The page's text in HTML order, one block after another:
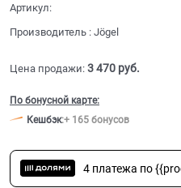
Артикул:
Производитель : Jögel
Цена продажи: 3 470 руб.
По бонусной карте:
Кешбэк:+ 165 бонусов
4 платежа по